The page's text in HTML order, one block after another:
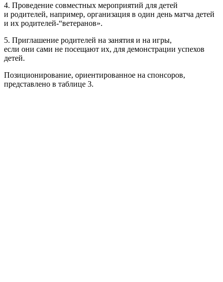
4. Проведение совместных мероприятий для детей
и родителей, например, организация в один день матча детей
и их родителей-“ветеранов».
5. Приглашение родителей на занятия и на игры,
если они сами не посещают их, для демонстрации успехов
детей.
Позиционирование, ориентированное на спонсоров,
представлено в таблице 3.